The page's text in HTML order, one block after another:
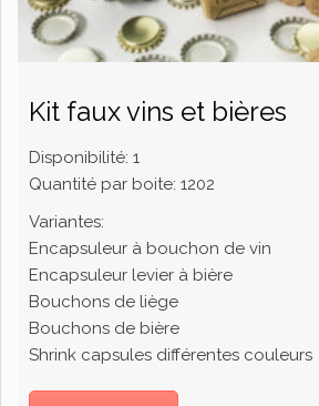
Kit faux vins et bières
Disponibilité: 1
Quantité par boite: 1202
Variantes:
Encapsuleur à bouchon de vin
Encapsuleur levier à bière
Bouchons de liège
Bouchons de bière
Shrink capsules différentes couleurs